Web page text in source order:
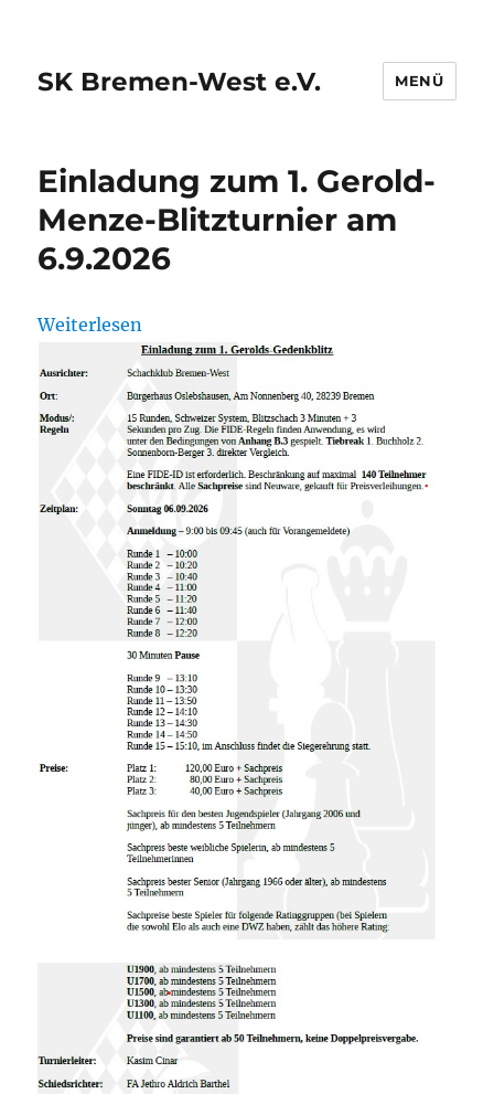
SK Bremen-West e.V. MENÜ
Einladung zum 1. Gerold-
Menze-Blitzturnier am
6.9.2026
Weiterlesen
Einladung
zum
1.
Gerold-
Menze-
Blitzturnier
am
6.9.2026